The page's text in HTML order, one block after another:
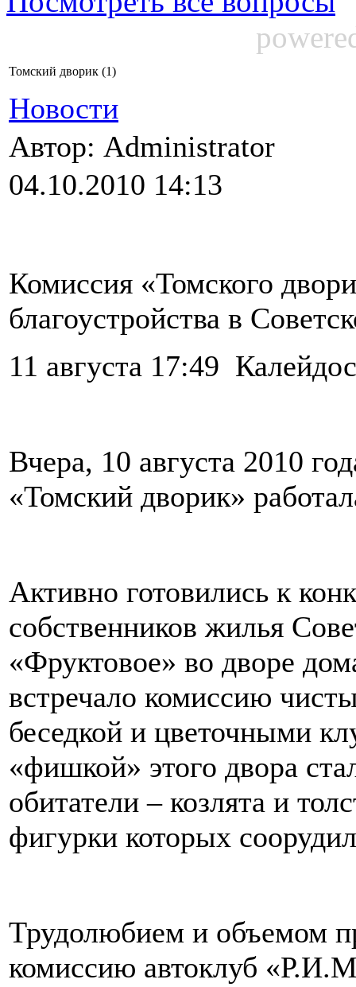
Томский дворик (1)
Новости
Автор: Administrator
04.10.2010 14:13
Комиссия «Томского
благоустройства в
11 августа 17:49
Вчера, 10 августа 2010
«Томский дворик»
Активно готовились к
собственников жилья
«Фруктовое» во дворе
встречало комиссию
беседкой и цветочными
«фишкой» этого двора
обитатели – козлята и
фигурки которых
Трудолюбием и объемом
комиссию автоклуб